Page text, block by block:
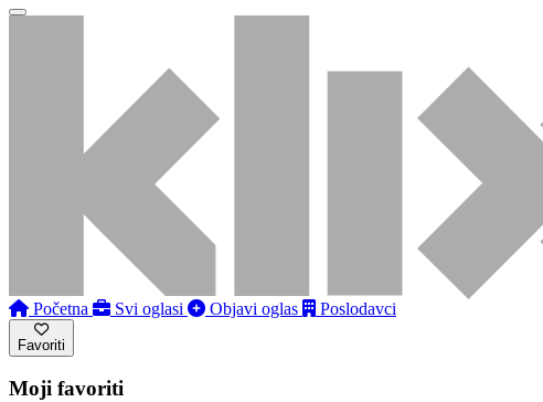
Početna Svi oglasi Objavi oglas Poslodavci
Favoriti
Moji favoriti